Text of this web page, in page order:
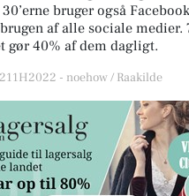
bruger også
af alle sociale
gør 40% af dem dagligt.
- noehow / Raakilde